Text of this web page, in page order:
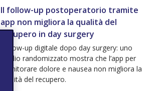
Il follow-up postoperatorio tramite
app non migliora la qualità del
recupero in day surgery
Follow-up digitale dopo day surgery: uno
studio randomizzato mostra che l’app per
monitorare dolore e nausea non migliora la
qualità del recupero.